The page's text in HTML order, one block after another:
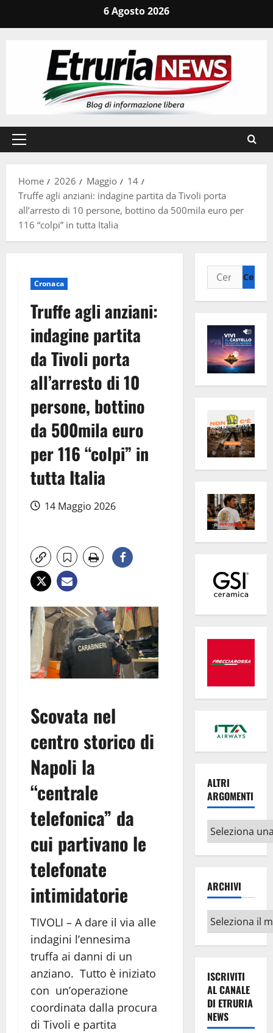
6 Agosto 2026
Menu
Home
2026 Maggio
14
Truffe agli anziani: indagine partita da Tivoli porta
all’arresto di 10 persone, bottino da 500mila euro per
116 “colpi” in tutta Italia
Cronaca
Truffe agli anziani:
indagine partita
da Tivoli porta
all’arresto di 10
persone, bottino
da 500mila euro
per 116 “colpi” in
tutta Italia
14 Maggio 2026
Scovata nel
centro storico di
Napoli la
“centrale
telefonica” da
cui partivano le
telefonate
intimidatorie
TIVOLI – A dare il via alle
indagini l’ennesima
truffa ai danni di un
anziano. Tutto è iniziato
con un’operazione
coordinata dalla procura
di Tivoli e partita
Ricerca
per:
ALTRI
ARGOMENTI
Altri
argomenti
ARCHIVI
Archivi
ISCRIVITI
AL CANALE
DI ETRURIA
NEWS